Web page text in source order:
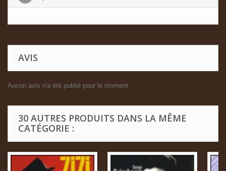
AVIS
Aucun avis n'a été publié pour le moment.
30 AUTRES PRODUITS DANS LA MÊME
CATÉGORIE :